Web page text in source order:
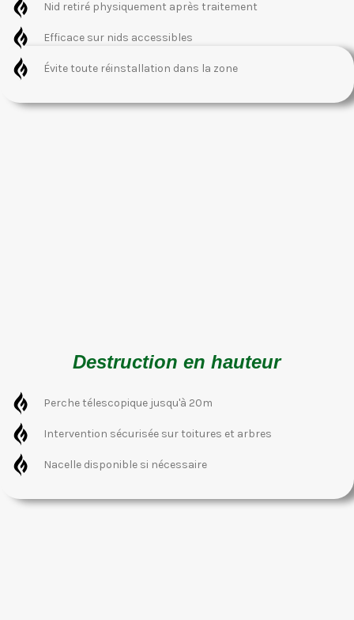
Nid retiré physiquement après traitement
Efficace sur nids accessibles
Évite toute réinstallation dans la zone
Destruction en hauteur
Perche télescopique jusqu'à 20m
Intervention sécurisée sur toitures et arbres
Nacelle disponible si nécessaire